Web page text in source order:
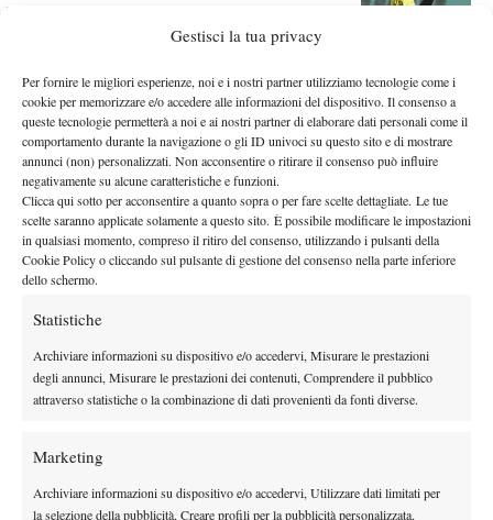
Gestisci la tua privacy
Per fornire le migliori esperienze, noi e i nostri partner utilizziamo tecnologie come i
cookie per memorizzare e/o accedere alle informazioni del dispositivo. Il consenso a
queste tecnologie permetterà a noi e ai nostri partner di elaborare dati personali come il
comportamento durante la navigazione o gli ID univoci su questo sito e di mostrare
annunci (non) personalizzati. Non acconsentire o ritirare il consenso può influire
negativamente su alcune caratteristiche e funzioni.
Clicca qui sotto per acconsentire a quanto sopra o per fare scelte dettagliate. Le tue
scelte saranno applicate solamente a questo sito. È possibile modificare le impostazioni
in qualsiasi momento, compreso il ritiro del consenso, utilizzando i pulsanti della
Cookie Policy o cliccando sul pulsante di gestione del consenso nella parte inferiore
dello schermo.
Statistiche
Archiviare informazioni su dispositivo e/o accedervi, Misurare le prestazioni
degli annunci, Misurare le prestazioni dei contenuti, Comprendere il pubblico
attraverso statistiche o la combinazione di dati provenienti da fonti diverse.
Marketing
Archiviare informazioni su dispositivo e/o accedervi, Utilizzare dati limitati per
la selezione della pubblicità, Creare profili per la pubblicità personalizzata,
By
Lemon Bowl 2015: Il Video del 29 dicembre
30 Dicembre 2014
Alessandro Nizegorodcew
Diario di Bordo dal Lemon Bowl
29 Dicembre 2014